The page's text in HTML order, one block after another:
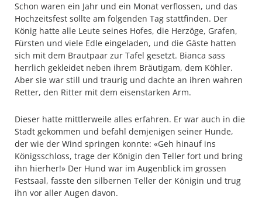
Schon waren ein Jahr und ein Monat verflossen, und das
Hochzeitsfest sollte am folgenden Tag stattfinden. Der
König hatte alle Leute seines Hofes, die Herzöge, Grafen,
Fürsten und viele Edle eingeladen, und die Gäste hatten
sich mit dem Brautpaar zur Tafel gesetzt. Bianca sass
herrlich gekleidet neben ihrem Bräutigam, dem Köhler.
Aber sie war still und traurig und dachte an ihren wahren
Retter, den Ritter mit dem eisenstarken Arm.
Dieser hatte mittlerweile alles erfahren. Er war auch in die
Stadt gekommen und befahl demjenigen seiner Hunde,
der wie der Wind springen konnte: «Geh hinauf ins
Königsschloss, trage der Königin den Teller fort und bring
ihn hierher!» Der Hund war im Augenblick im grossen
Festsaal, fasste den silbernen Teller der Königin und trug
ihn vor aller Augen davon.